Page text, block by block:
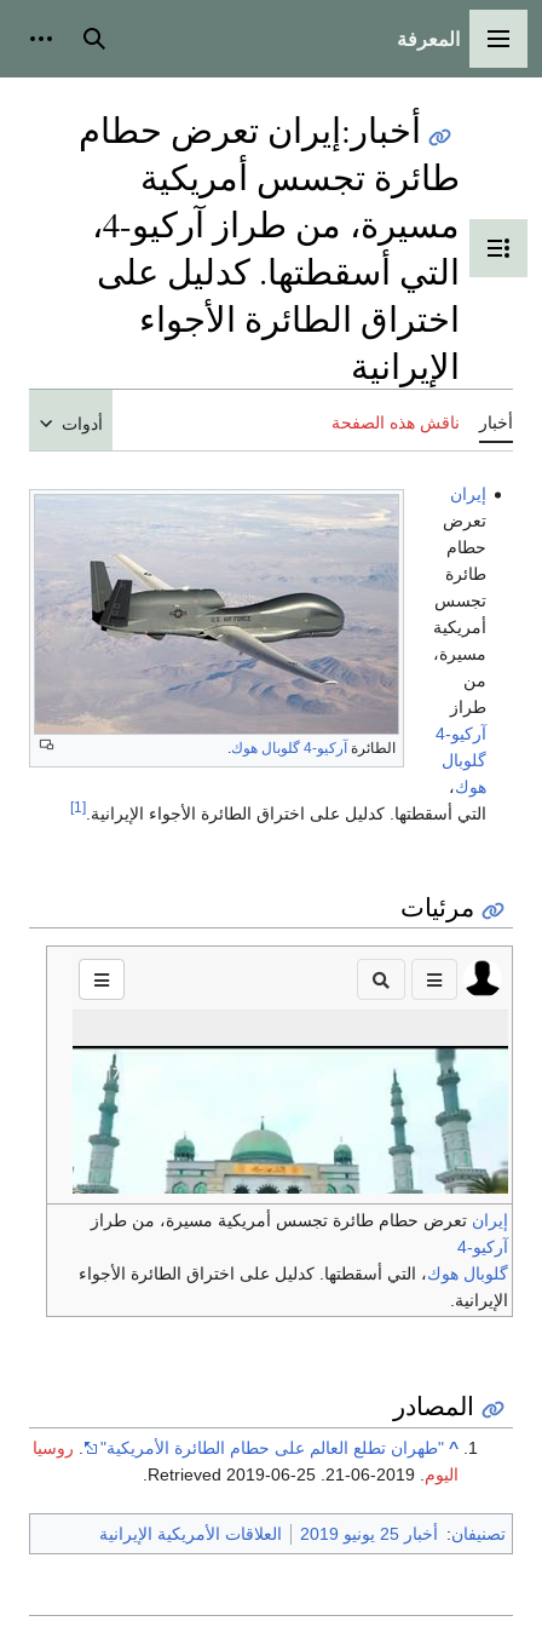
القائمة الرئيسية
المعرفة بحث
تبديل عرض جدول المحتويات
أخبار :إيران تعرض حطام
طائرة تجسس أمريكية
مسيرة، من طراز آر‌كيو-4،
التي أسقطتها. كدليل على
اختراق الطائرة الأجواء
الإيرانية
أخبار ناقش هذه الصفحة أدوات
الطائرة آر‌كيو-4 گلوبال هوك .
إيران
تعرض
حطام
طائرة
تجسس
أمريكية
مسيرة،
من
طراز
آر‌كيو-4
گلوبال
هوك،
التي أسقطتها. كدليل على اختراق الطائرة الأجواء الإيرانية.[1]
مرئيات
إيران تعرض حطام طائرة تجسس أمريكية مسيرة، من طراز
آر‌كيو-4
گلوبال هوك، التي أسقطتها. كدليل على اختراق الطائرة الأجواء
الإيرانية.
المصادر
^ "طهران تطلع العالم على حطام الطائرة الأمريكية"
روسيا
اليوم
2019-06-25
تصنيفان: أخبار 25 يونيو 2019 العلاقات الأمريكية الإيرانية